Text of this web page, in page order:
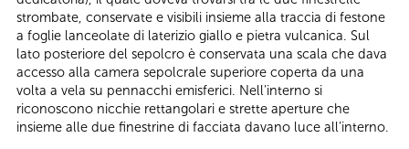
strombate, conservate e visibili insieme alla traccia di festone
a foglie lanceolate di laterizio giallo e pietra vulcanica. Sul
lato posteriore del sepolcro è conservata una scala che dava
accesso alla camera sepolcrale superiore coperta da una
volta a vela su pennacchi emisferici. Nell’interno si
riconoscono nicchie rettangolari e strette aperture che
insieme alle due finestrine di facciata davano luce all’interno.